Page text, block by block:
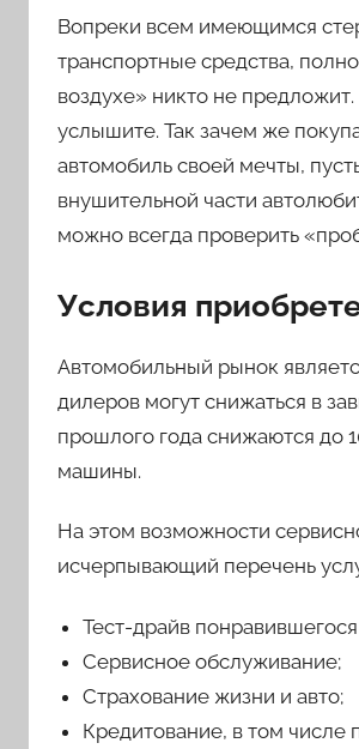
Вопреки всем имеющимся
транспортные средства,
воздухе» никто не
услышите. Так зачем же
автомобиль своей мечты,
внушительной части
можно всегда проверить
Условия
Автомобильный рынок
дилеров могут снижаться в
прошлого года снижаются до
машины.
На этом возможности
исчерпывающий перечень
Тест-драйв
Сервисное обслуживание;
Страхование жизни и авто;
Кредитование, в том числе